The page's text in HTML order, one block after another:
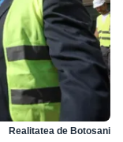
Realitatea de Botosani